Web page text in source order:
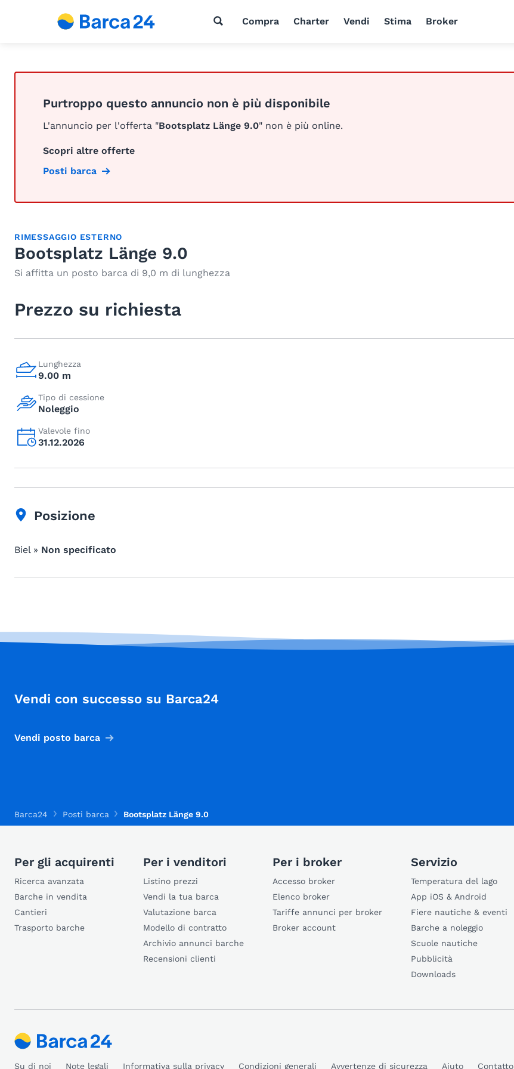
Compra Charter Vendi Stima Broker
Purtroppo questo annuncio non è più disponibile
L'annuncio per l'offerta "Bootsplatz Länge 9.0" non è più online.
Scopri altre offerte
Posti barca
RIMESSAGGIO ESTERNO
Bootsplatz Länge 9.0
Si affitta un posto barca di 9,0 m di lunghezza
Prezzo su richiesta
Lunghezza
9.00 m
Tipo di cessione
Noleggio
Valevole fino
31.12.2026
Posizione
Biel » Non specificato
Vendi con successo su Barca24
Vendi posto barca
Barca24 Posti barca Bootsplatz Länge 9.0
Per gli acquirenti
Ricerca avanzata
Barche in vendita
Cantieri
Trasporto barche
Per i venditori
Listino prezzi
Vendi la tua barca
Valutazione barca
Modello di contratto
Archivio annunci barche
Recensioni clienti
Per i broker
Accesso broker
Elenco broker
Tariffe annunci per broker
Broker account
Servizio
Temperatura del lago
App iOS & Android
Fiere nautiche & eventi
Barche a noleggio
Scuole nautiche
Pubblicità
Downloads
Su di noi Note legali Informativa sulla privacy Condizioni generali Avvertenze di sicurezza Aiuto Contatto